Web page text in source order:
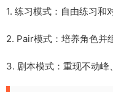
1. 练习模式：自由练习和
2. Pair模式：培养角色并
3. 剧本模式：重现不动峰